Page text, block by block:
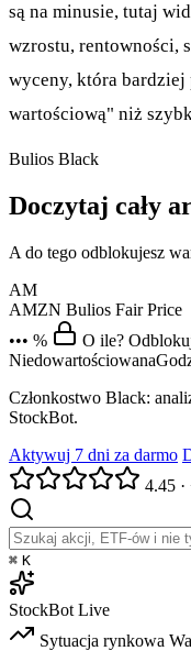
są na minusie, tutaj
wzrostu, rentowności,
wyceny, która bardziej
wartościową" niż
Bulios Black
Doczytaj cały
A do tego odblokujesz
AM
AMZN Bulios Fair Price
••• %
O ile?
Niedowartościowana
Członkostwo Black:
StockBot.
Aktywuj 7 dni za darmo
4.45 ·
⌘ K
StockBot Live
Sytuacja rynkowa